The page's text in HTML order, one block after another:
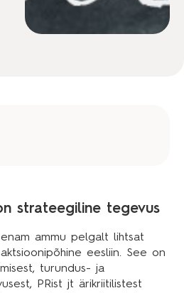
strateegiline tegevus
ammu pelgalt lihtsat
eesliin. See on
turundus- ja
PRist jt ärikriitilistest